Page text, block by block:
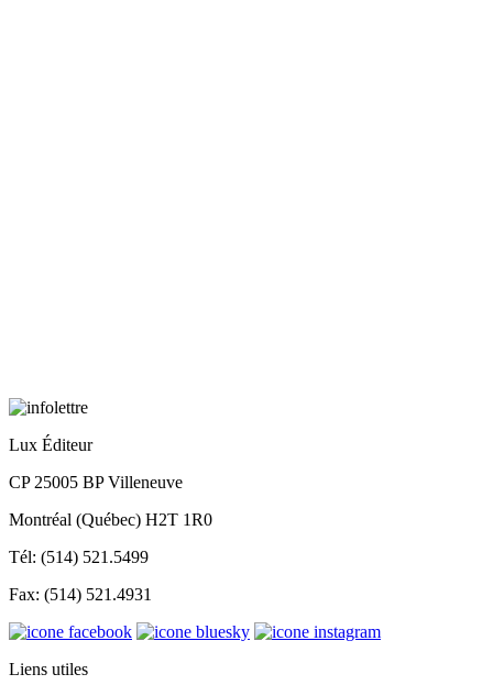
Lux Éditeur
CP 25005 BP Villeneuve
Montréal (Québec) H2T 1R0
Tél: (514) 521.5499
Fax: (514) 521.4931
Liens utiles